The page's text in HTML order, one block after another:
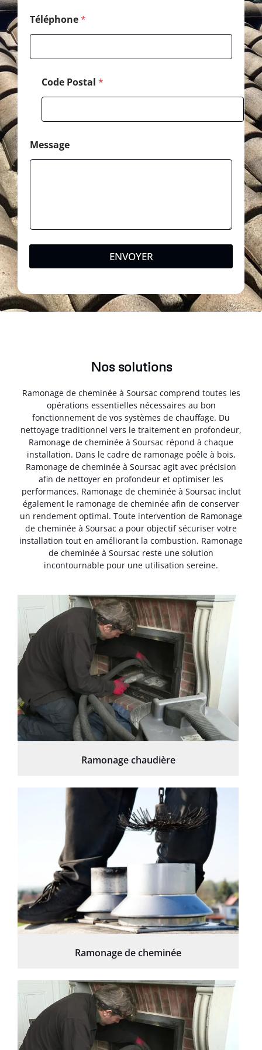
Téléphone*
Code Postal *
Message
ENVOYER
Nos solutions
Ramonage de cheminée à Soursac comprend toutes les
opérations essentielles nécessaires au bon
fonctionnement de vos systèmes de chauffage. Du
nettoyage traditionnel vers le traitement en profondeur,
Ramonage de cheminée à Soursac répond à chaque
installation. Dans le cadre de ramonage poêle à bois,
Ramonage de cheminée à Soursac agit avec précision
afin de nettoyer en profondeur et optimiser les
performances. Ramonage de cheminée à Soursac inclut
également le ramonage de cheminée afin de conserver
un rendement optimal. Toute intervention de Ramonage
de cheminée à Soursac a pour objectif sécuriser votre
installation tout en améliorant la combustion. Ramonage
de cheminée à Soursac reste une solution
incontournable pour une utilisation sereine.
Ramonage chaudière
Ramonage de cheminée